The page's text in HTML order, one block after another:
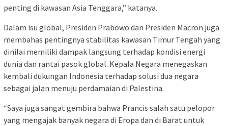
penting di kawasan Asia Tenggara,” katanya.
Dalam isu global, Presiden Prabowo dan Presiden Macron juga
membahas pentingnya stabilitas kawasan Timur Tengah yang
dinilai memiliki dampak langsung terhadap kondisi energi
dunia dan rantai pasok global. Kepala Negara menegaskan
kembali dukungan Indonesia terhadap solusi dua negara
sebagai jalan menuju perdamaian di Palestina.
“Saya juga sangat gembira bahwa Prancis salah satu pelopor
yang mengajak banyak negara di Eropa dan di Barat untuk